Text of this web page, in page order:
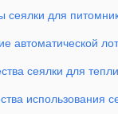
сеялки для
автоматической
сеялки для
использования